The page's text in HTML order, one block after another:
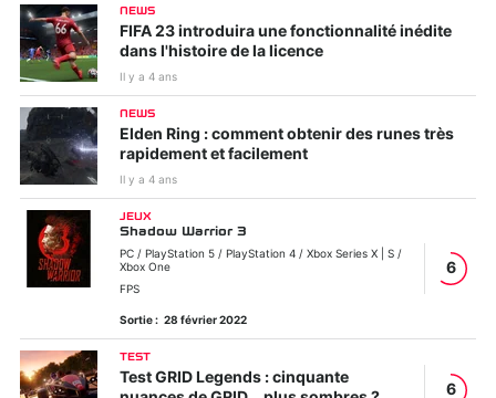
NEWS
FIFA 23 introduira une fonctionnalité inédite
dans l'histoire de la licence
Il y a 4 ans
NEWS
Elden Ring : comment obtenir des runes très
rapidement et facilement
Il y a 4 ans
JEUX
Shadow Warrior 3
PC / PlayStation 5 / PlayStation 4 / Xbox Series X | S /
Xbox One
FPS
Sortie : 28 février 2022
6
TEST
Test GRID Legends : cinquante
6